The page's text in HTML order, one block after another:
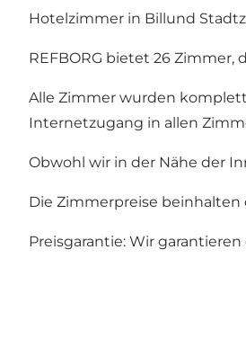
Hotelzimmer in Billund
REFBORG bietet 26
Alle Zimmer wurden komplett
Internetzugang in allen
Obwohl wir in der Nähe der
Die Zimmerpreise
Preisgarantie: Wir